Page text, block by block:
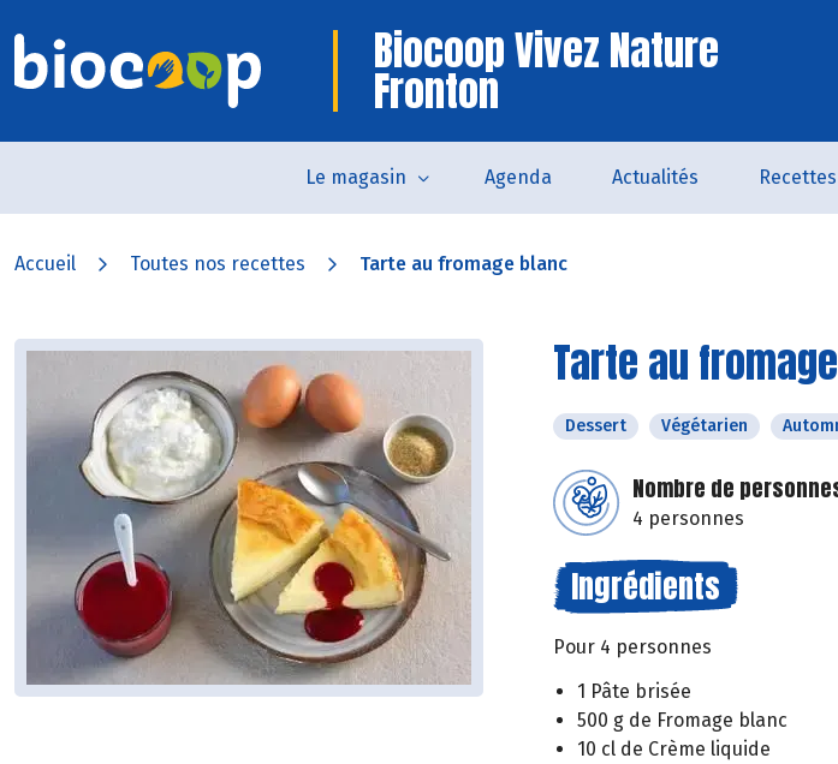
Biocoop Vivez Nature
Fronton
Le magasin Agenda Actualités Recettes
Accueil Toutes nos recettes Tarte au fromage blanc
Tarte au
Dessert Végétarien
Nombre de
4 personnes
Ingrédients
Pour 4 personnes
1 Pâte brisée
500 g de Fromage blanc
10 cl de Crème liquide